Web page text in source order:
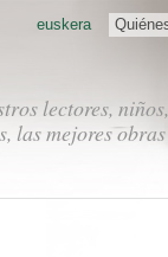
lectores, niños,
las mejores
euskera